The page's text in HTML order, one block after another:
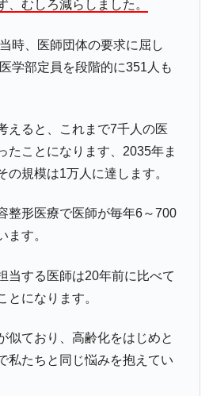
、むしろ減らしました。
時、医師団体の要求に屈し
学部定員を段階的に351人も
えると、これまで7千人の医
たことになります、2035年ま
の規模は1万人に達します。
整形医療で医師が毎年6～700
ます。
当する医師は20年前に比べて
とになります。
似ており、高齢化をはじめと
私たちと同じ悩みを抱えてい